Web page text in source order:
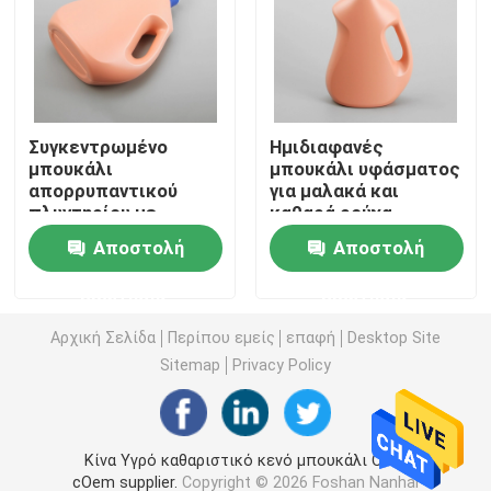
Πλαστικό μπουκάλι σάλτσας συμπιέσεων
Καθαριστικό μπουκάλι πλυντηρίων
Φυτοφάρμακα που συσκευάζουν τα μπουκάλια
Βάζο μπισκότων καραμελών
Πλαστική ΚΑΠ μπουκαλιών
Πλαστικός προσχηματισμός μπουκαλιών
Πλαστικά μπουκάλια καρυκευμάτων
Συγκεντρωμένο
μπουκάλι
απορρυπαντικού
πλυντηρίου με
ανθεκτικό σε βήματα
καπάκι ασφαλή για
παιδιά
Αποστολή
Ημιδιαφανές
μπουκάλι υφάσματος
για μαλακά και
καθαρά ρούχα
ανθεκτικότητα στα
χημικά Αποστολή
Αρχική Σελίδα Περίπου εμείς επαφή
Desktop Site
Sitemap
Privacy Policy
Κίνα Υγρό καθαριστικό κενό μπουκάλι ODM
cOem supplier. Copyright © 2026 Foshan Nanhai